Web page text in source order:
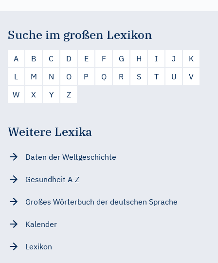
Suche im großen Lexikon
A B C D E F G H I J
K
L
M N O P Q R S T U
V
W
X Y Z
Weitere Lexika
Daten der Weltgeschichte
Gesundheit A-Z
Großes Wörterbuch der deutschen Sprache
Kalender
Lexikon